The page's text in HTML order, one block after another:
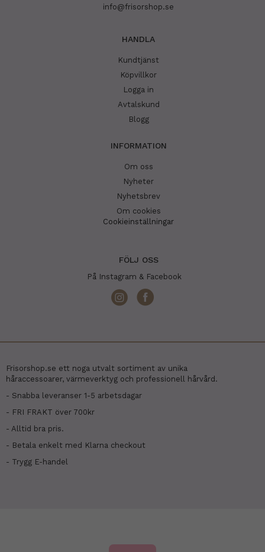
info@frisorshop.se
HANDLA
Kundtjänst
Köpvillkor
Logga in
Avtalskund
Blogg
INFORMATION
Om oss
Nyheter
Nyhetsbrev
Om cookies
Cookieinställningar
FÖLJ OSS
På Instagram & Facebook
Frisorshop.se ett noga utvalt sortiment av unika
håraccessoarer, värmeverktyg och professionell hårvård.
- Snabba leveranser 1-5 arbetsdagar
- FRI FRAKT över 700kr
- Alltid bra pris.
- Betala enkelt med Klarna checkout
- Trygg E-handel